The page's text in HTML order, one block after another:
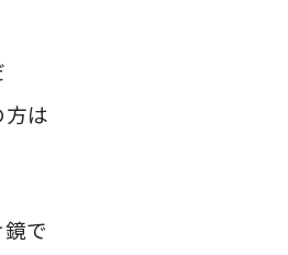
は
で